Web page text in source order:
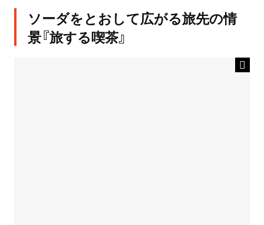
ソーダをとおして広がる旅先の情
景『旅する喫茶』